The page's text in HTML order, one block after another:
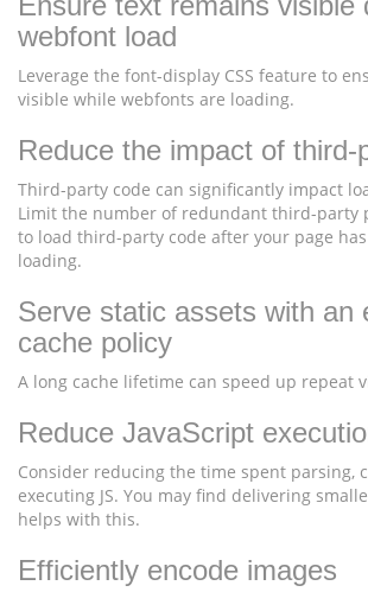
webfont load
Leverage the font-display CSS feature to
visible while webfonts are loading.
Reduce the impact of third-
Third-party code can significantly impact
Limit the number of redundant third-party
to load third-party code after your page
loading.
Serve static assets with an
cache policy
A long cache lifetime can speed up repeat
Reduce JavaScript
Consider reducing the time spent parsing,
executing JS. You may find delivering
helps with this.
Efficiently encode images